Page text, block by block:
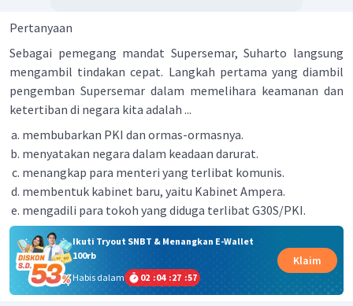
Pertanyaan
Sebagai pemegang mandat Supersemar, Suharto langsung
mengambil tindakan cepat. Langkah pertama yang diambil
pengemban Supersemar dalam memelihara keamanan dan
ketertiban di negara kita adalah ...
membubarkan PKI dan ormas-ormasnya.
menyatakan negara dalam keadaan darurat.
menangkap para menteri yang terlibat komunis.
membentuk kabinet baru, yaitu Kabinet Ampera.
mengadili para tokoh yang diduga terlibat G30S/PKI.
Ikuti Tryout SNBT & Menangkan E-Wallet
100rb
Habis dalam
02 :04 :27 :57
Klaim